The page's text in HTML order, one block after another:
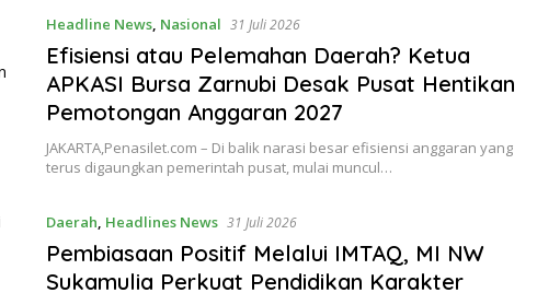
Headline News, Nasional 31 Juli 2026
Efisiensi atau Pelemahan Daerah? Ketua
APKASI Bursa Zarnubi Desak Pusat Hentikan
Pemotongan Anggaran 2027
JAKARTA,Penasilet.com – Di balik narasi besar efisiensi anggaran yang
terus digaungkan pemerintah pusat, mulai muncul…
Daerah, Headlines News 31 Juli 2026
Pembiasaan Positif Melalui IMTAQ, MI NW
Sukamulia Perkuat Pendidikan Karakter